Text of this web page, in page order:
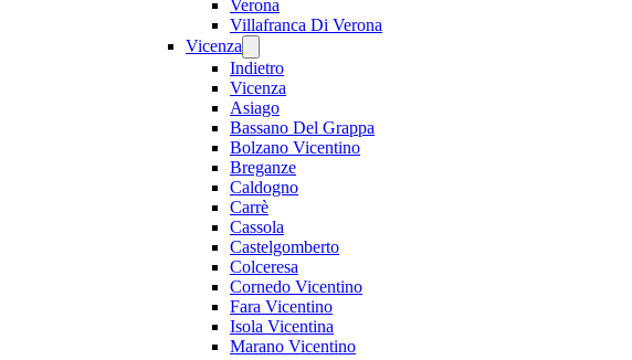
Verona
Villafranca Di Verona
Vicenza
Indietro
Vicenza
Asiago
Bassano Del Grappa
Bolzano Vicentino
Breganze
Caldogno
Carrè
Cassola
Castelgomberto
Colceresa
Cornedo Vicentino
Fara Vicentino
Isola Vicentina
Marano Vicentino